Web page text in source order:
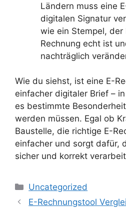
Ländern muss eine
digitalen Signatur
wie ein Stempel,
Rechnung echt ist
nachträglich
Wie du siehst, ist eine E-
einfacher digitaler Brief –
es bestimmte
werden müssen. Egal ob
Baustelle, die richtige E-
einfacher und sorgt dafür,
sicher und korrekt
Kategorien
Uncategorized
E-Rechnungstool